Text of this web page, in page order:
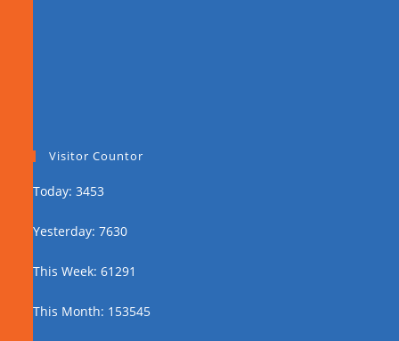
Visitor Countor
Today: 3453
Yesterday: 7630
This Week: 61291
This Month: 153545